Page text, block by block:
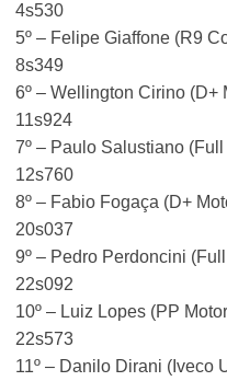
4s530
5º – Felipe Giaffone (R9
8s349
6º – Wellington Cirino (D+
11s924
7º – Paulo Salustiano
12s760
8º – Fabio Fogaça (D+
20s037
9º – Pedro Perdoncini
22s092
10º – Luiz Lopes (PP
22s573
11º – Danilo Dirani (Iveco